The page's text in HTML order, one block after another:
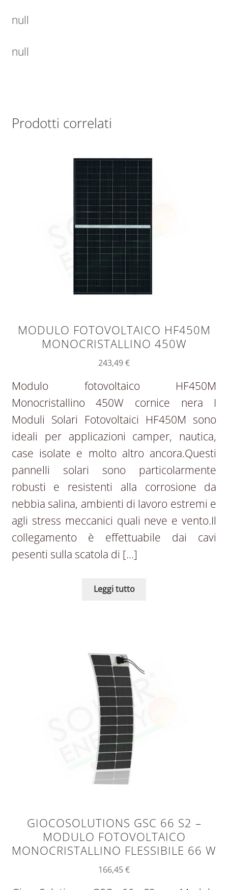
null
null
Prodotti correlati
MODULO FOTOVOLTAICO HF450M
MONOCRISTALLINO 450W
243,49€
Modulo fotovoltaico HF450M
Monocristallino 450W cornice nera I
Moduli Solari Fotovoltaici HF450M sono
ideali per applicazioni camper, nautica,
case isolate e molto altro ancora.Questi
pannelli solari sono particolarmente
robusti e resistenti alla corrosione da
nebbia salina, ambienti di lavoro estremi e
agli stress meccanici quali neve e vento.Il
collegamento è effettuabile dai cavi
pesenti sulla scatola di […]
Leggi tutto
GIOCOSOLUTIONS GSC 66 S2 –
MODULO FOTOVOLTAICO
MONOCRISTALLINO FLESSIBILE 66 W
166,45€